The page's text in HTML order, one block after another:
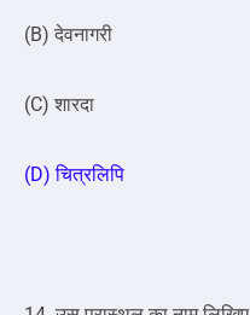
(B) देवनागरी
(C) शारदा
(D) चित्रलिपि